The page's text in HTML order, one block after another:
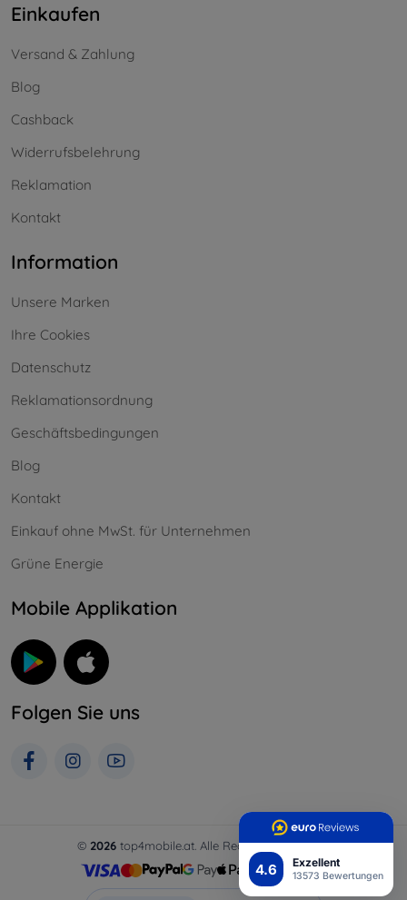
4.6 Exzellent
13573 Bewertungen
Einkaufen
Versand & Zahlung
Blog
Cashback
Widerrufsbelehrung
Reklamation
Kontakt
Information
Unsere Marken
Ihre Cookies
Datenschutz
Reklamationsordnung
Geschäftsbedingungen
Blog
Kontakt
Einkauf ohne MwSt. für Unternehmen
Grüne Energie
Mobile Applikation
Folgen Sie uns
© 2026top4mobile.at. Alle Rechte vorbehalten.